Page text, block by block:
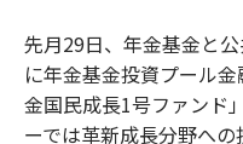
先月29日、年金基金と
に年金基金投資プール
金国民成長1号ファンド
ーでは革新成長分野へ